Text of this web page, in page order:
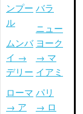
ンプー
ル
ムンバ
イ →
デリー
ローマ
→ ア
バラ
ニュー
ヨーク
→ マ
イアミ
パリ
→ ロ